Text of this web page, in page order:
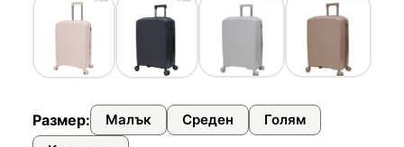
Чадъри
Размер: Малък Среден
Голям